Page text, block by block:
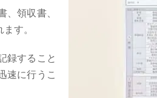
領収書、
す。
録すること
速に行うこ